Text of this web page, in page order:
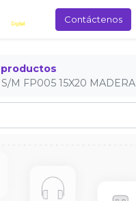
Contáctenos
M FP005 15X20 MADERA